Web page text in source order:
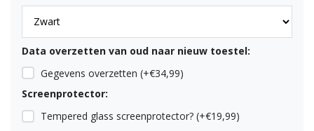
Data overzetten van oud naar nieuw toestel:
Gegevens overzetten (+€34,99)
Screenprotector:
Tempered glass screenprotector? (+€19,99)